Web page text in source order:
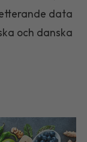
data
och danska